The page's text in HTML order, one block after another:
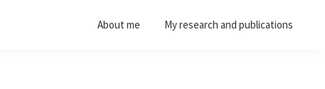
About me My research and publications